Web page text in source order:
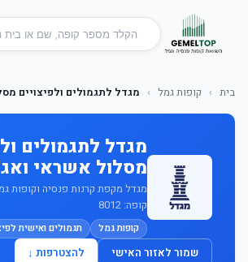
בית › קופות גמל › מגדל לתגמולים ולפיצויים
מגדל לתגמולים
מסלול אשראי
מגדל מקפת קרנות פנסיה וקופות
קופה: 8012
קופות גמל תגמולים ואישית
שמור לאזור האישי להצטרפות ↓